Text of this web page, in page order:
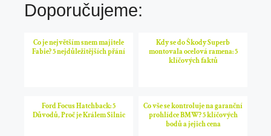
Doporučujeme:
Co je největším snem majitele
Fabie? 5 nejdůležitějších přání
Kdy se do Škody Superb
montovala ocelová ramena: 5
klíčových faktů
Ford Focus Hatchback: 5
Důvodů, Proč je Králem Silnic
Co vše se kontroluje na garanční
prohlídce BMW? 5 klíčových
bodů a jejich cena